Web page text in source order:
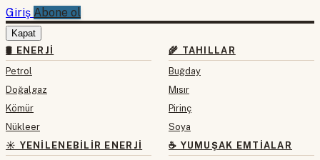
Giriş Abone ol
Kapat
🛢 ENERJI
Petrol
Doğalgaz
Kömür
Nükleer
☀️ YENILENEBILIR ENERJI
🌾 TAHILLAR
Buğday
Mısır
Pirinç
Soya
☕ YUMUŞAK EMTIALAR